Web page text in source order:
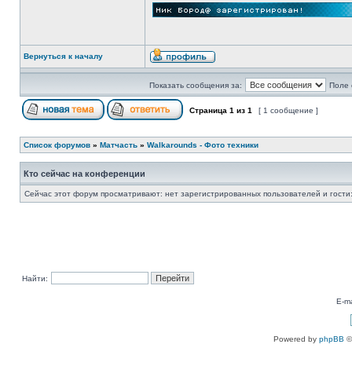
Вернуться к началу
Показать сообщения за: Поле
Страница 1 из 1 [ 1 сообщение ]
Список форумов » Матчасть » Walkarounds - Фото техники
Кто сейчас на конференции
Сейчас этот форум просматривают: нет зарегистрированных пользователей и
Найти:
E-
Powered by phpBB